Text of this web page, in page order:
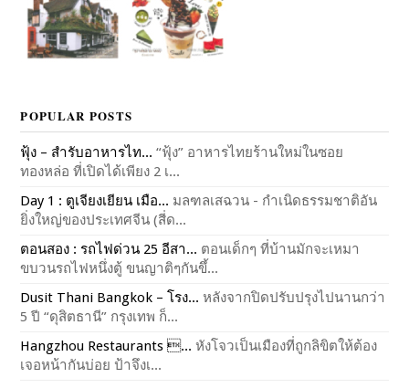
POPULAR POSTS
ฟุ้ง – สำรับอาหารไท... “ฟุ้ง” อาหารไทยร้านใหม่ในซอย
ทองหล่อ ที่เปิดได้เพียง 2 เ...
Day 1 : ตูเจียงเยียน เมือ... มลฑลเสฉวน - กำเนิดธรรมชาติอัน
ยิ่งใหญ่ของประเทศจีน (สี่ด...
ตอนสอง : รถไฟด่วน 25 อีสา... ตอนเด็กๆ ที่บ้านมักจะเหมา
ขบวนรถไฟหนึ่งตู้ ขนญาติๆกันขึ้...
Dusit Thani Bangkok – โรง... หลังจากปิดปรับปรุงไปนานกว่า
5 ปี “ดุสิตธานี” กรุงเทพ ก็...
Hangzhou Restaurants ... หังโจวเป็นเมืองที่ถูกลิขิตให้ต้อง
เจอหน้ากันบ่อย ป้าจึงเ...